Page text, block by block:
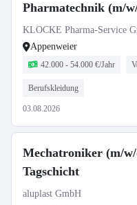
Pharmatechnik (m/
Schicht-Betrieb
KLOCKE Pharma-Service
Appenweier
42.000 - 54.000 €/Jahr
Berufskleidung
03.08.2026
Mechatroniker (m/
Tagschicht
aluplast GmbH